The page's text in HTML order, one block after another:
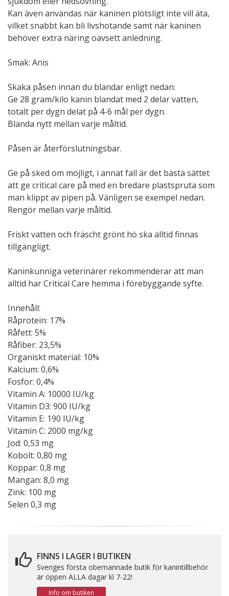
Kan även användas när kaninen plötsligt inte vill äta,
vilket snabbt kan bli livshotande samt när kaninen
behöver extra näring oavsett anledning.
Smak: Anis
Skaka påsen innan du blandar enligt nedan:
Ge 28 gram/kilo kanin blandat med 2 delar vatten,
totalt per dygn delat på 4-6 mål per dygn.
Blanda nytt mellan varje måltid.
Påsen är återförslutningsbar.
Ge på sked om möjligt, i annat fall är det bästa sättet
att ge critical care på med en bredare plastspruta som
man klippt av pipen på. Vänligen se exempel nedan.
Rengör mellan varje måltid.
Friskt vatten och fräscht grönt hö ska alltid finnas
tillgängligt.
Kaninkunniga veterinärer rekommenderar att man
alltid har Critical Care hemma i förebyggande syfte.
Innehåll:
Råprotein: 17%
Råfett: 5%
Råfiber: 23,5%
Organiskt material: 10%
Kalcium: 0,6%
Fosfor: 0,4%
Vitamin A: 10000 IU/kg
Vitamin D3: 900 IU/kg
Vitamin E: 190 IU/kg
Vitamin C: 2000 mg/kg
Jod: 0,53 mg
Kobolt: 0,80 mg
Koppar: 0,8 mg
Mangan: 8,0 mg
Zink: 100 mg
Selen 0,3 mg
FINNS I LAGER I BUTIKEN
Sveriges första obemannade butik för kanintillbehör
är öppen ALLA dagar kl 7-22!
Info om butiken